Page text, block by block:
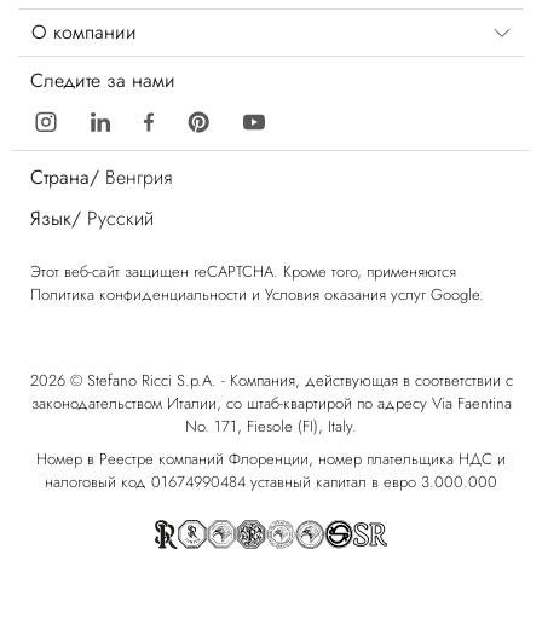
О компании
Следите за нами
Страна/ Венгрия
Язык/ Русский
Этот веб-сайт защищен reCAPTCHA. Кроме того, применяются
Политика конфиденциальности и Условия оказания услуг Google.
2026 © Stefano Ricci S.p.A. - Компания, действующая в соответствии с
законодательством Италии, со штаб-квартирой по адресу Via Faentina
No. 171, Fiesole (FI), Italy.
Номер в Реестре компаний Флоренции, номер плательщика НДС и
налоговый код 01674990484 уставный капитал в евро 3.000.000